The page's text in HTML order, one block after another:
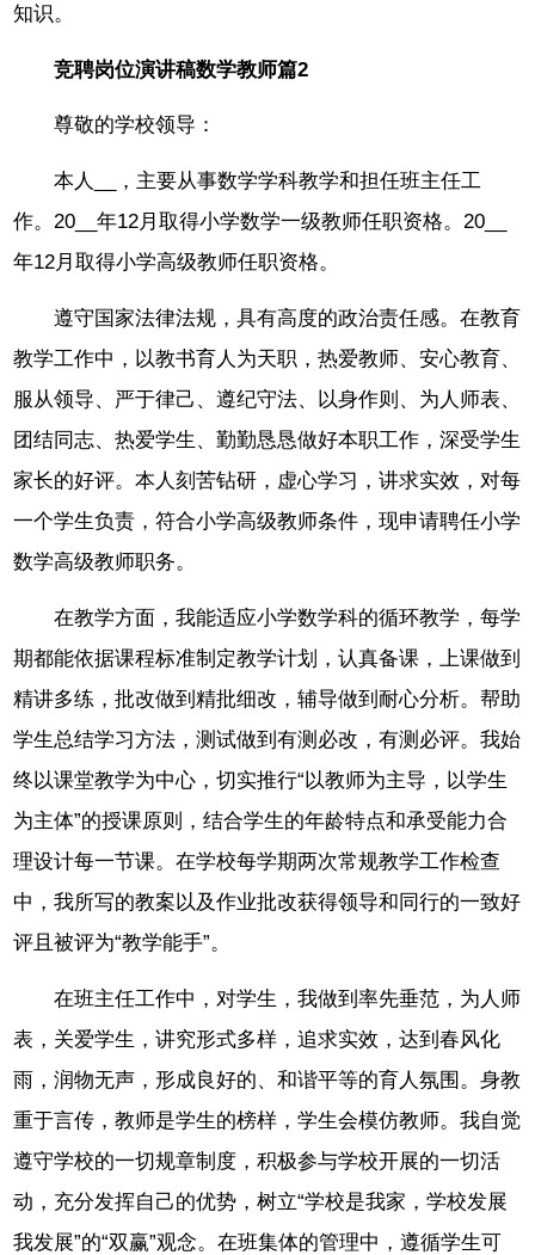
知识。
竞聘岗位演讲稿数学教师篇2
尊敬的学校领导：
本人__，主要从事数学学科教学和担任班主任工
作。20__年12月取得小学数学一级教师任职资格。20__
年12月取得小学高级教师任职资格。
遵守国家法律法规，具有高度的政治责任感。在教育
教学工作中，以教书育人为天职，热爱教师、安心教育、
服从领导、严于律己、遵纪守法、以身作则、为人师表、
团结同志、热爱学生、勤勤恳恳做好本职工作，深受学生
家长的好评。本人刻苦钻研，虚心学习，讲求实效，对每
一个学生负责，符合小学高级教师条件，现申请聘任小学
数学高级教师职务。
在教学方面，我能适应小学数学科的循环教学，每学
期都能依据课程标准制定教学计划，认真备课，上课做到
精讲多练，批改做到精批细改，辅导做到耐心分析。帮助
学生总结学习方法，测试做到有测必改，有测必评。我始
终以课堂教学为中心，切实推行“以教师为主导，以学生
为主体”的授课原则，结合学生的年龄特点和承受能力合
理设计每一节课。在学校每学期两次常规教学工作检查
中，我所写的教案以及作业批改获得领导和同行的一致好
评且被评为“教学能手”。
在班主任工作中，对学生，我做到率先垂范，为人师
表，关爱学生，讲究形式多样，追求实效，达到春风化
雨，润物无声，形成良好的、和谐平等的育人氛围。身教
重于言传，教师是学生的榜样，学生会模仿教师。我自觉
遵守学校的一切规章制度，积极参与学校开展的一切活
动，充分发挥自己的优势，树立“学校是我家，学校发展
我发展”的“双赢”观念。在班集体的管理中，遵循学生可